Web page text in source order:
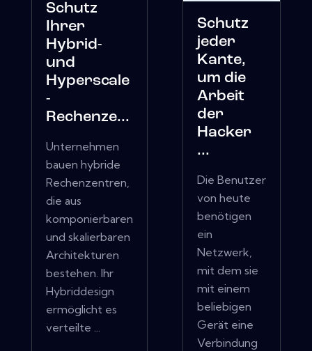
Schutz
Ihrer
Hybrid-
und
Hyperscale
-
Rechenze...
Unternehmen
bauen hybride
Rechenzentren,
die aus
komponierbaren
und skalierbaren
Architekturen
bestehen. Ihr
Hybriddesign
ermöglicht es
verteilte ...
Schutz
jeder
Kante,
um die
Arbeit
der
Hacker
...
Die Benutzer
von heute
benötigen
ein
Netzwerk,
mit dem sie
mit einem
beliebigen
Gerät eine
Verbindung